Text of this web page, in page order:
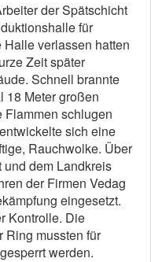
der Spätschicht
für
verlassen hatten
Zeit später
Schnell brannte
18 Meter großen
Flammen schlugen
sich eine
Rauchwolke. Über
dem Landkreis
der Firmen Vedag
eingesetzt.
Kontrolle. Die
Ring mussten für
werden.